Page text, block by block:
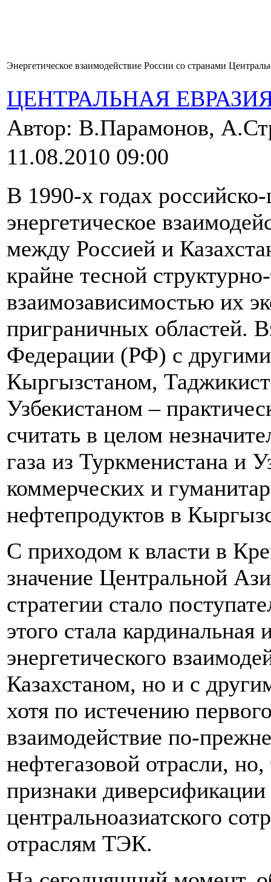
Энергетическое взаимодействие России со странами
ЦЕНТРАЛЬНАЯ
Автор: В.Парамонов,
11.08.2010 09:00
В 1990-х годах российско-
энергетическое
между Россией и
крайне тесной
взаимозависимостью их
приграничных областей.
Федерации (РФ) с
Кыргызстаном,
Узбекистаном –
считать в целом
газа из Туркменистана и
коммерческих и
нефтепродуктов в
С приходом к власти в
значение Центральной
стратегии стало
этого стала кардинальная
энергетического
Казахстаном, но и с
хотя по истечению
взаимодействие по-
нефтегазовой отрасли,
признаки
центральноазиатского
отраслям ТЭК.